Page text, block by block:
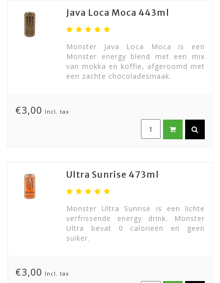
Java Loca Moca 443ml
Monster Java Loca Moca is een
Monster energy blend met een mix
van mokka en koffie, afgeroomd met
een zachte chocoladesmaak.
€3,00 Incl. tax
Ultra Sunrise 473ml
Monster Ultra Sunrise is een lichte
verfrissende energy drink. Monster
Ultra bevat 0 calorieën en geen
suiker.
€3,00 Incl. tax